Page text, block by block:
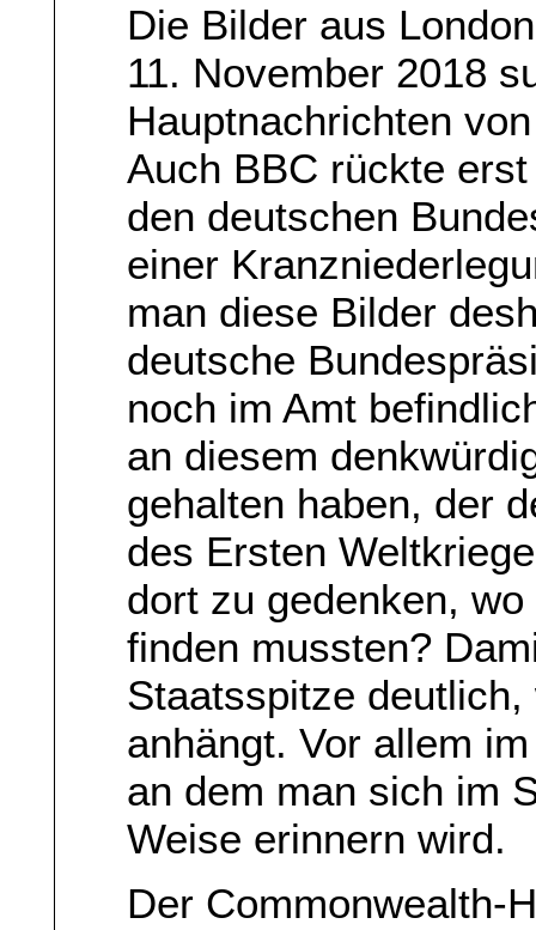
Die Bilder aus
11. November 2018
Hauptnachrichten
Auch BBC rückte
den deutschen
einer
man diese Bilder
deutsche
noch im Amt
an diesem
gehalten haben, der
des Ersten
dort zu gedenken,
finden mussten?
Staatsspitze
anhängt. Vor allem
an dem man sich im
Weise erinnern wird.
Der Commonwealth-